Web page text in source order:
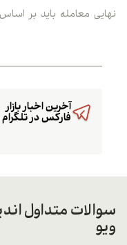
نهایی معامله باید بر
آخرین اخبار بازار
فارکس در تلگرام
سوالات متداول
ویو